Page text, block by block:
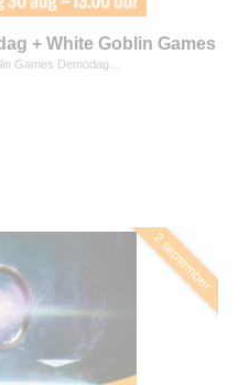
+ White Goblin Games
Games Demodag…
2 september